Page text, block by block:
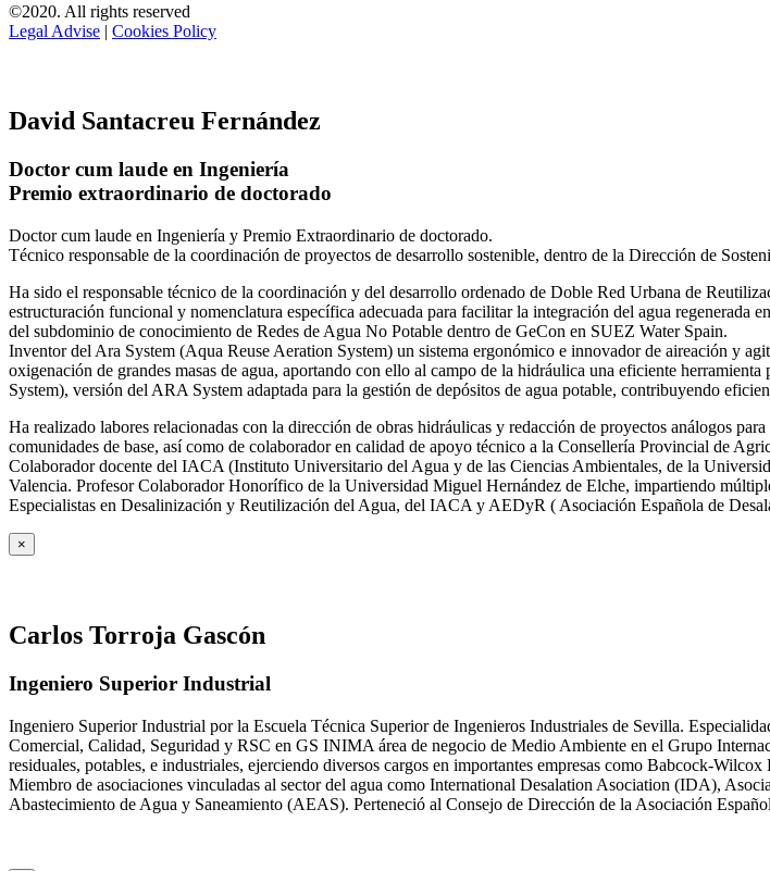
©2020. All rights reserved
Legal Advise | Cookies Policy
David Santacreu Fernández
Doctor cum laude en Ingeniería
Premio extraordinario de doctorado
Doctor cum laude en Ingeniería y Premio Extraordinario de doctorado.
Técnico responsable de la coordinación de proyectos de desarrollo sostenible, dentro de la Dirección de
Ha sido el responsable técnico de la coordinación y del desarrollo ordenado de Doble Red Urbana de
estructuración funcional y nomenclatura específica adecuada para facilitar la integración del agua regenerada
del subdominio de conocimiento de Redes de Agua No Potable dentro de GeCon en SUEZ Water Spain.
Inventor del Ara System (Aqua Reuse Aeration System) un sistema ergonómico e innovador de aireación y
oxigenación de grandes masas de agua, aportando con ello al campo de la hidráulica una eficiente
System), versión del ARA System adaptada para la gestión de depósitos de agua potable, contribuyendo
Ha realizado labores relacionadas con la dirección de obras hidráulicas y redacción de proyectos análogos
comunidades de base, así como de colaborador en calidad de apoyo técnico a la Consellería Provincial de
Colaborador docente del IACA (Instituto Universitario del Agua y de las Ciencias Ambientales, de la
Valencia. Profesor Colaborador Honorífico de la Universidad Miguel Hernández de Elche, impartiendo
Especialistas en Desalinización y Reutilización del Agua, del IACA y AEDyR ( Asociación Española de
×
Carlos Torroja Gascón
Ingeniero Superior Industrial
Ingeniero Superior Industrial por la Escuela Técnica Superior de Ingenieros Industriales de Sevilla.
Comercial, Calidad, Seguridad y RSC en GS INIMA área de negocio de Medio Ambiente en el Grupo
residuales, potables, e industriales, ejerciendo diversos cargos en importantes empresas como Babcock-
Miembro de asociaciones vinculadas al sector del agua como International Desalation Asociation (IDA),
Abastecimiento de Agua y Saneamiento (AEAS). Perteneció al Consejo de Dirección de la Asociación